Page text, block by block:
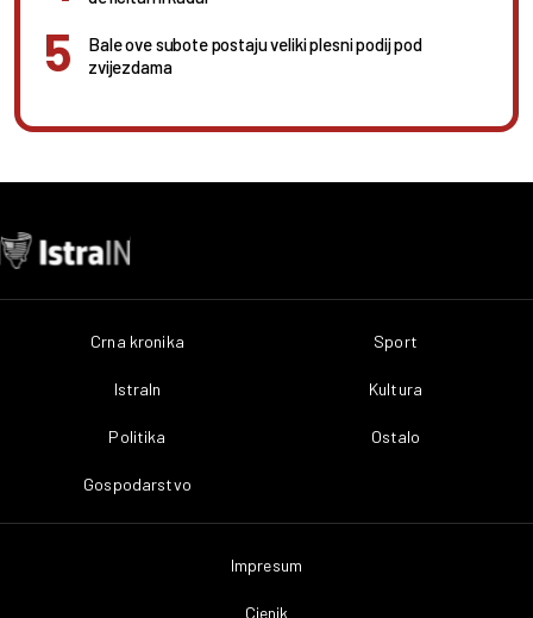
Bale ove subote postaju veliki plesni podij pod
zvijezdama
Crna kronika
IstraIn
Politika
Gospodarstvo
Sport
Kultura
Ostalo
Impresum
Cjenik